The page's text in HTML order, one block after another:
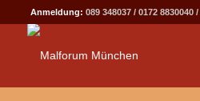
Anmeldung: 089 348037/ 0172 8830040/